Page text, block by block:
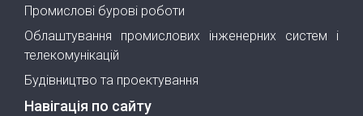
Промислові бурові роботи
Облаштування промислових інженерних систем і
телекомунікацій
Будівництво та проектування
Навігація по сайту